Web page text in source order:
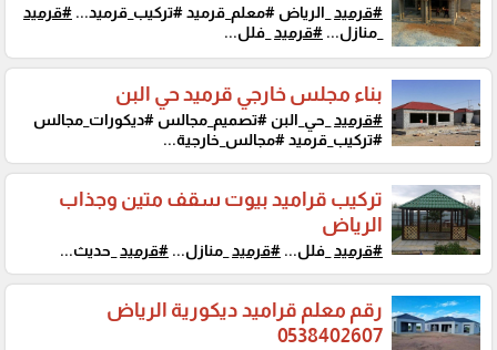
#قرميد _الرياض #معلم_قرميد #تركيب_قرميد... #قرميد
_منازل... #قرميد _فلل...
بناء مجلس خارجي قرميد حي البن
#قرميد _حي_البن #تصميم_مجالس #ديكورات_مجالس
#تركيب_قرميد #مجالس_خارجية...
تركيب قراميد بيوت سقف متين وجذاب
الرياض
#قرميد _فلل... #قرميد _منازل... #قرميد _حديث...
رقم معلم قراميد ديكورية الرياض
0538402607